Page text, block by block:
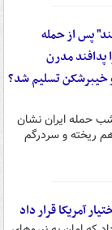
پس از حمله
پدافند مدرن
خیبرشکن تسلیم شد؟
شب حمله ایران نشان
ریخته و سردرگم
آمریکا قرار داد